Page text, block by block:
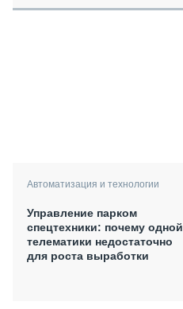
Автоматизация и технологии
Управление парком
спецтехники: почему одной
телематики недостаточно
для роста выработки